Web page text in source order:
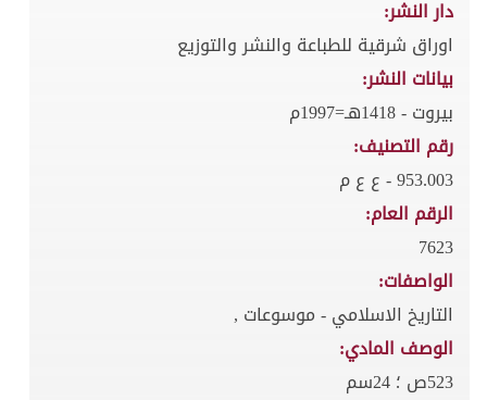
دار النشر:
اوراق شرقية للطباعة والنشر والتوزيع
بيانات النشر:
بيروت - 1418هـ=1997م
رقم التصنيف:
953.003 - ع ع م
الرقم العام:
7623
الواصفات:
التاريخ الاسلامي - موسوعات ,
الوصف المادي:
523ص ؛ 24سم